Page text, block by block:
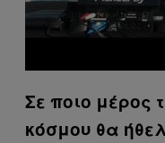
Σε ποιο μέρος
κόσμου θα